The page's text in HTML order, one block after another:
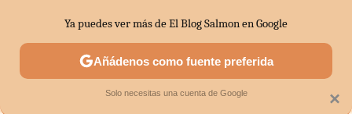
SECTORES ECONOMÍA DOMÉSTICA MERCADOS
×
Ya puedes ver más de El Blog Salmon en Google
Añádenos como fuente preferida
Solo necesitas una cuenta de Google